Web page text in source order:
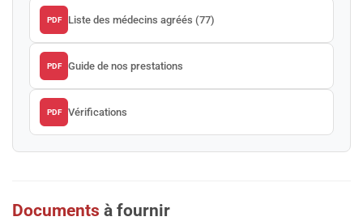
PDF Liste des médecins agréés (77)
PDF Guide de nos prestations
PDF Vérifications
Documents à fournir